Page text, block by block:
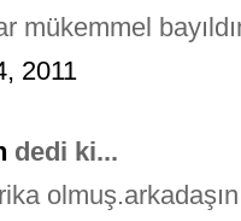
mükemmel
2011
dedi ki...